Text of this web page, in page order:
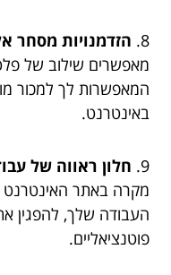
8. הזדמנויות מסחר
מאפשרים שילוב של
המאפשרות לך למכור
באינטרנט.
9. חלון ראווה של
מקרה באתר
העבודה שלך, להפגין
פוטנציאליים.